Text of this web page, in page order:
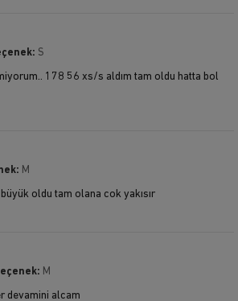
S
178 56 xs/s aldım tam oldu hatta bol
M
oldu tam olana cok yakısır
M
devamini alcam